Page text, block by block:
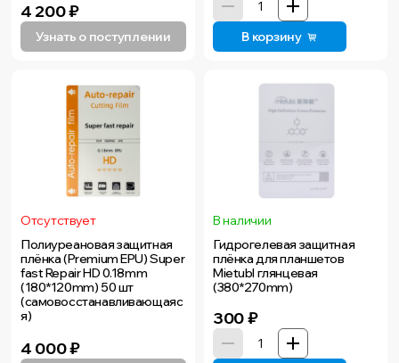
4 200₽
Узнать о поступлении В корзину
Отсутствует
Полиуреановая защитная
плёнка (Premium EPU) Super
fast Repair HD 0.18mm
(180*120mm) 50 шт
(самовосстанавливающаяс
я)
4 000₽
В наличии
Гидрогелевая защитная
плёнка для планшетов
Mietubl глянцевая
(380*270mm)
300₽